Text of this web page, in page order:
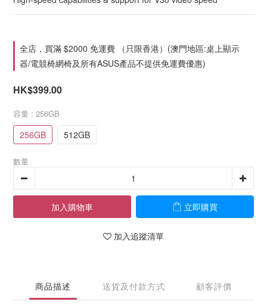
全店，買滿 $2000 免運費 （只限香港）(澳門地區:桌上顯示
器/電競椅網椅及所有ASUS產品不提供免運費優惠)
HK$399.00
容量 : 256GB
256GB 512GB
數量
加入購物車 立即購買
加入追蹤清單
商品描述 送貨及付款方式 顧客評價